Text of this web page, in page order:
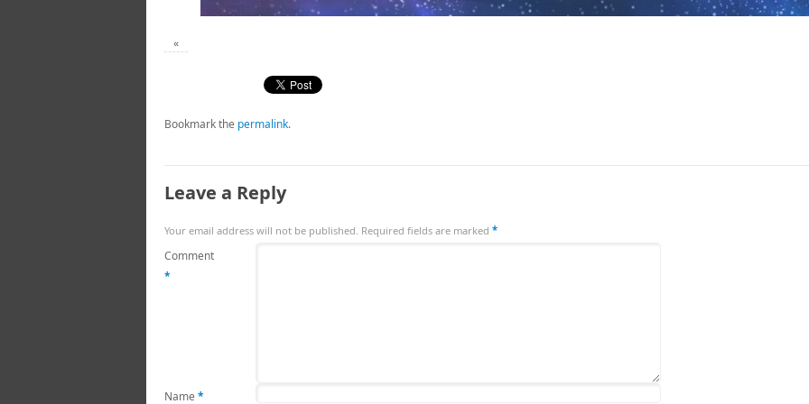
«
Bookmark the permalink.
Leave a Reply
Your email address will not be published. Required fields are marked*
Comment
*
Name*